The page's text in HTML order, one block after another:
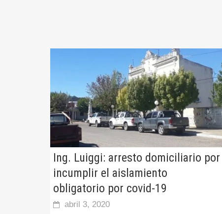
Ing. Luiggi: arresto domiciliario por
incumplir el aislamiento
obligatorio por covid-19
abril 3, 2020